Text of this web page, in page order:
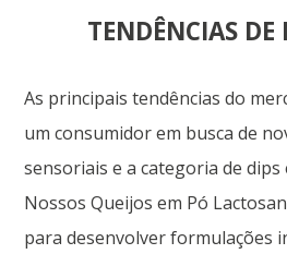
TENDÊNCIAS DE
As principais tendências do
um consumidor em busca de
sensoriais e a categoria de dips
Nossos Queijos em Pó
para desenvolver formulações